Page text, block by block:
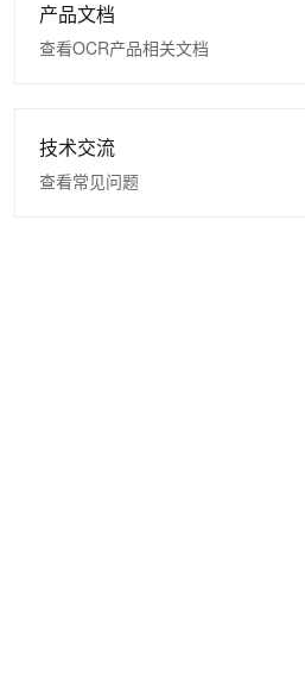
产品文档
查看OCR产品相关文档
技术交流
查看常见问题